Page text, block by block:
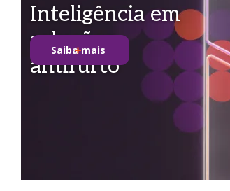
Inteligência em
soluções
antifurto
Saiba mais